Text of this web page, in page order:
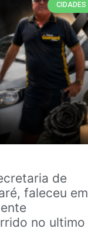
CIDADES
de
faleceu em
no ultimo